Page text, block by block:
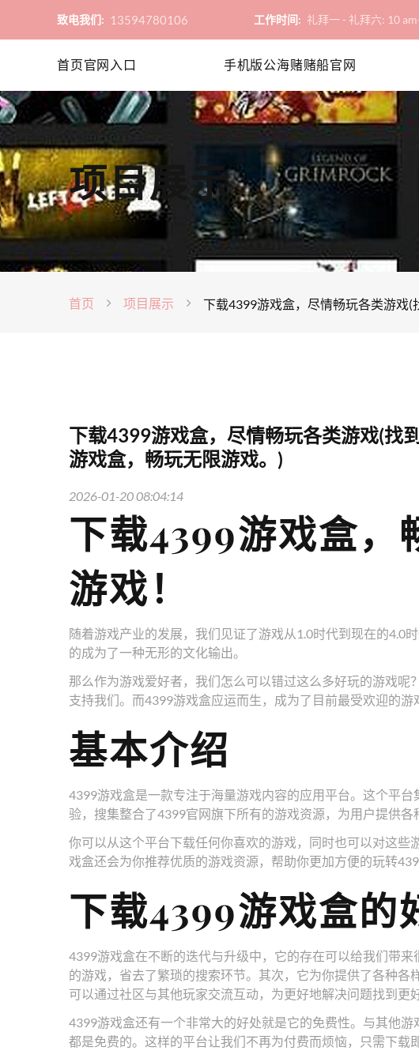
致电我们: 13594780106 工作时间: 礼拜一 - 礼拜六: 10
首页官网入口 手机版公海赌赌船官网
项目展示
首页 项目展示 下载4399游戏盒，尽情畅玩各类游戏
下载4399游戏盒，尽情畅玩各类游戏(找
游戏盒，畅玩无限游戏。)
2026-01-20 08:04:14
下载4399游戏盒，
游戏！
随着游戏产业的发展，我们见证了游戏从1.0时代到现在的4.0
的成为了一种无形的文化输出。
那么作为游戏爱好者，我们怎么可以错过这么多好玩的游戏
支持我们。而4399游戏盒应运而生，成为了目前最受欢迎的游
基本介绍
4399游戏盒是一款专注于海量游戏内容的应用平台。这个平
验，搜集整合了4399官网旗下所有的游戏资源，为用户提供各
你可以从这个平台下载任何你喜欢的游戏，同时也可以对这
戏盒还会为你推荐优质的游戏资源，帮助你更加方便的玩转
下载4399游戏盒的
4399游戏盒在不断的迭代与升级中，它的存在可以给我们带
的游戏，省去了繁琐的搜索环节。其次，它为你提供了各种各
可以通过社区与其他玩家交流互动，为更好地解决问题找到更
4399游戏盒还有一个非常大的好处就是它的免费性。与其他
都是免费的。这样的平台让我们不再为付费而烦恼，只需下载